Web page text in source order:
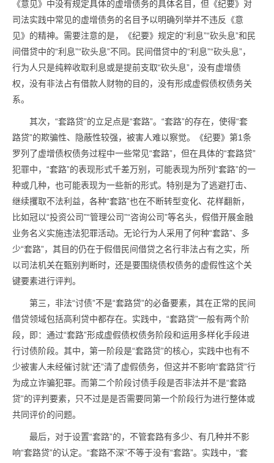
《意见》中没有规定具体的虚增债务的具体名目，但《纪要》对
司法实践中常见的虚增债务的名目予以明确列举并不违反《意
见》的精神。需要注意的是，《纪要》规定的“利息”“砍头息”和民
间借贷中的“利息”“砍头息”不同。民间借贷中的“利息”“砍头息”，
行为人只是纯粹收取利息或是提前支取“砍头息”，没有虚增债
权，没有非法占有借款人财物的目的，没有形成虚假债权债务关
系。
其次，“套路贷”的立足点是“套路”。“套路”的存在，使得“套
路贷”的欺骗性、隐蔽性较强，被害人难以察觉。《纪要》第1条
罗列了虚增债权债务过程中一些常见“套路”，但在具体的“套路贷”
犯罪中，“套路”的表现形式千差万别，可能表现为所列“套路”的一
种或几种，也可能表现为一些新的形式。特别是为了逃避打击、
继续攫取不法利益，各种“套路”也在不断转型变化、花样翻新，
比如冠以“投资公司”“管理公司”“咨询公司”等名头，假借开展金融
业务名义实施违法犯罪活动。无论行为人采用了何种“套路”、多
少“套路”，其目的仍在于假借民间借贷之名行非法占有之实，所
以司法机关在甄别判断时，还是要围绕债权债务的虚假性这个关
键要素进行评判。
第三，非法“讨债”不是“套路贷”的必备要素，其在正常的民间
借贷领域包括高利贷中都存在。实践中，“套路贷”一般有两个阶
段，即：通过“套路”形成虚假债权债务阶段和运用多样化手段进
行讨债阶段。其中，第一阶段是“套路贷”的核心，实践中也有不
少被害人未经催讨就“还”清了虚假债务，但这并不影响“套路贷”行
为成立诈骗犯罪。而第二个阶段讨债手段是否非法并不是“套路
贷”的评判要素，只不过是是否需要同第一个阶段行为进行整体或
共同评价的问题。
最后，对于设置“套路”的，不管套路有多少、有几种并不影
响“套路贷”的认定。“套路不深”不等于没有“套路”。实践中，“套